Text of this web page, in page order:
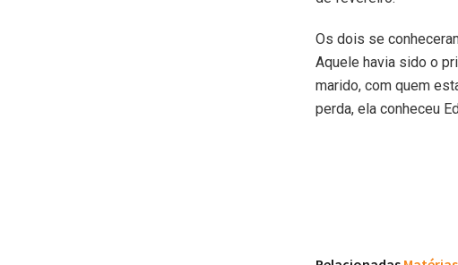
Os dois se
Aquele havia sido o
marido, com quem
perda, ela conheceu